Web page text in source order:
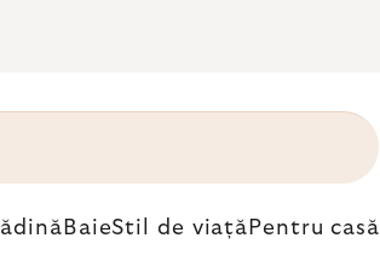
BaieStil de viață Pentru casă